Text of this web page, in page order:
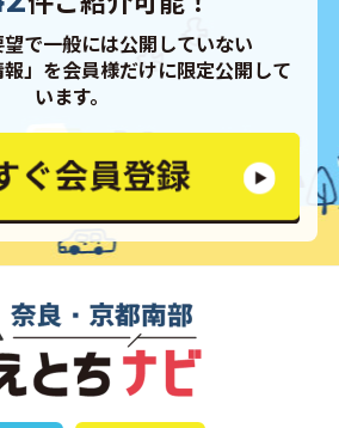
で一般には公開していない
報」を会員様だけに限定公開して
います。